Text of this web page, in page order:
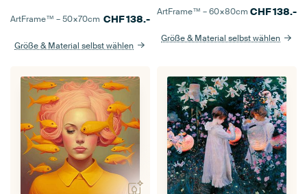
ArtFrame™ –50×70cm CHF138.-
Größe & Material selbst wählen
ArtFrame™ –60×80cm CHF138.-
Größe & Material selbst wählen